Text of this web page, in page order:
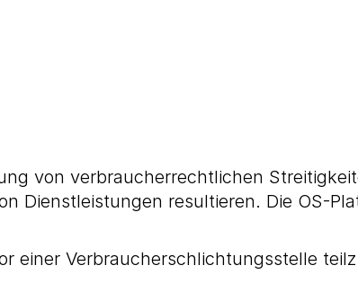
von verbraucherrechtlichen
Dienstleistungen resultieren. Die OS-
einer Verbraucherschlichtungsstelle